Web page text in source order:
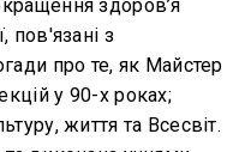
здоров’я
пов'язані з
про те, як Майстер
у 90-х роках;
життя та Всесвіт.